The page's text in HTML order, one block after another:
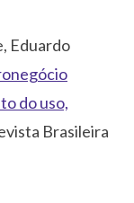
Eduardo
do uso,
Brasileira